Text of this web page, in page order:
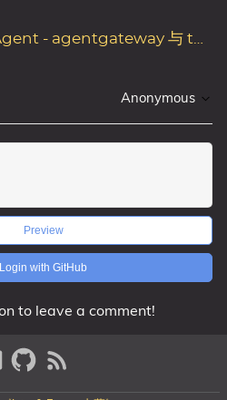
Anonymous
Preview
Login with GitHub
to leave a comment!